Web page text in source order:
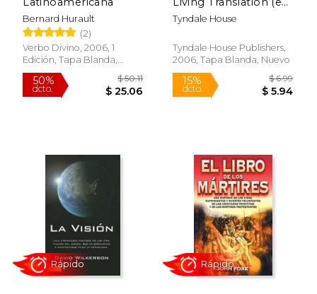
dcto. dcto.
Bernard Hurault
(2)
Verbo Divino, 2006, 1
Edición, Tapa Blanda,
Nuevo
Inglés)
Tyndale House
Tyndale House Publishers,
2006, Tapa Blanda, Nuevo